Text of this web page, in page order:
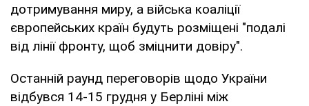
дотримування миру, а війська коаліції
європейських країн будуть розміщені "подалі
від лінії фронту, щоб зміцнити довіру".
Останній раунд переговорів щодо України
відбувся 14-15 грудня у Берліні між